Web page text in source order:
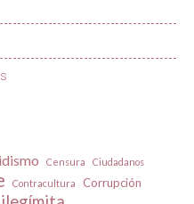
Censura Ciudadanos
Contracultura
Corrupción